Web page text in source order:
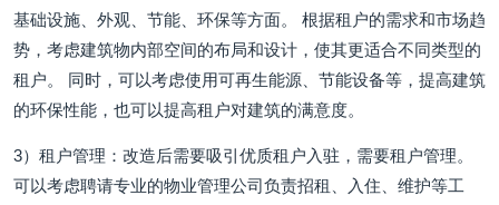
基础设施、外观、节能、环保等方面。 根据租户的需求和市场趋
势，考虑建筑物内部空间的布局和设计，使其更适合不同类型的
租户。 同时，可以考虑使用可再生能源、节能设备等，提高建筑
的环保性能，也可以提高租户对建筑的满意度。
3）租户管理：改造后需要吸引优质租户入驻，需要租户管理。
可以考虑聘请专业的物业管理公司负责招租、入住、维护等工